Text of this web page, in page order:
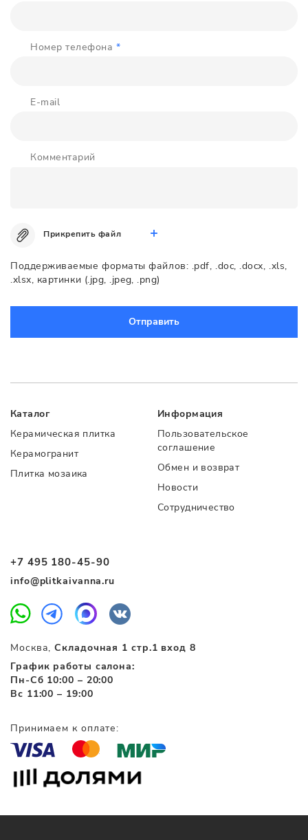
Номер телефона*
E-mail
Комментарий
Прикрепить файл
Поддерживаемые форматы файлов: .pdf, .doc, .docx, .xls,
.xlsx, картинки (.jpg, .jpeg, .png)
Отправить
+7 495 180-45-90
info@plitkaivanna.ru
Москва,Складочная 1 стр.1 вход 8
График работы салона:
Пн-Сб 10:00 – 20:00
Вс 11:00 – 19:00
Каталог
Керамическая плитка
Керамогранит
Плитка мозаика
Информация
Пользовательское
соглашение
Обмен и возврат
Новости
Сотрудничество
Принимаем к оплате: